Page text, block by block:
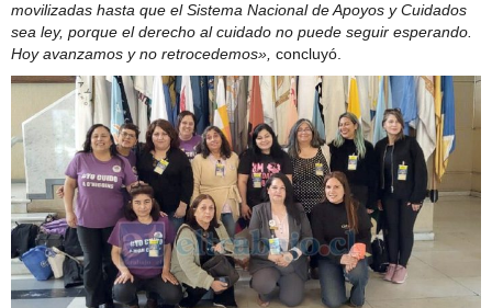
movilizadas hasta que el Sistema Nacional de Apoyos y Cuidados
sea ley, porque el derecho al cuidado no puede seguir esperando.
Hoy avanzamos y no retrocedemos», concluyó.